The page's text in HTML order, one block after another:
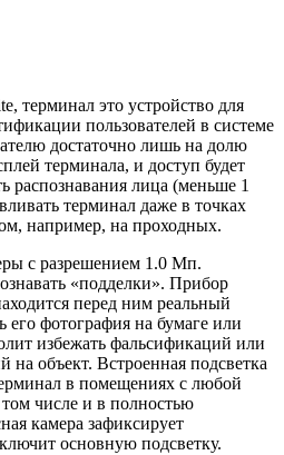
терминал это устройство для
пользователей в системе
достаточно лишь на долю
терминала, и доступ будет
распознавания лица (меньше 1
терминал даже в точках
например, на проходных.
с разрешением 1.0 Мп.
«подделки». Прибор
перед ним реальный
его фотография на бумаге или
избежать фальсификаций или
объект. Встроенная подсветка
в помещениях с любой
числе и в полностью
камера зафиксирует
основную подсветку.